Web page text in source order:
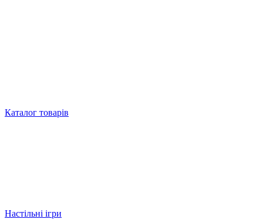
Каталог товарів
Настільні ігри